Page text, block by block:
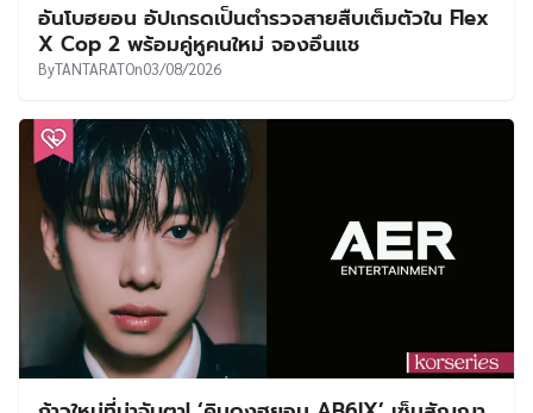
อันโบฮยอน อัปเกรดเป็นตำรวจสายสืบเต็มตัวใน Flex
X Cop 2 พร้อมคู่หูคนใหม่ จองอึนแช
ByTANTARATOn03/08/2026